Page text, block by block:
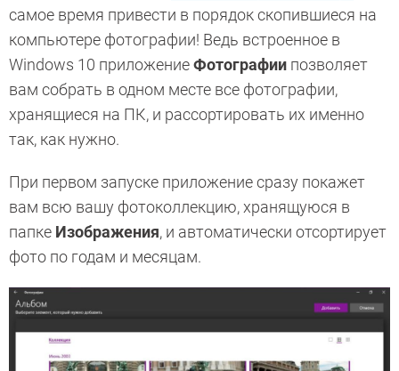
самое время привести в порядок скопившиеся на
компьютере фотографии! Ведь встроенное в
Windows 10 приложениеФотографии позволяет
вам собрать в одном месте все фотографии,
хранящиеся на ПК, и рассортировать их именно
так, как нужно.
При первом запуске приложение сразу покажет
вам всю вашу фотоколлекцию, хранящуюся в
папке Изображения, и автоматически отсортирует
фото по годам и месяцам.